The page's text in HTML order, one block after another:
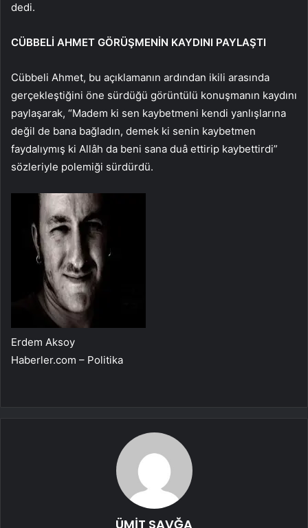
dedi.
CÜBBELİ AHMET GÖRÜŞMENİN KAYDINI PAYLAŞTI
Cübbeli Ahmet, bu açıklamanın ardından ikili arasında
gerçekleştiğini öne sürdüğü görüntülü konuşmanın kaydını
paylaşarak, “Madem ki sen kaybetmeni kendi yanlışlarına
değil de bana bağladın, demek ki senin kaybetmen
faydalıymış ki Allâh da beni sana duâ ettirip kaybettirdi”
sözleriyle polemiği sürdürdü.
Erdem Aksoy
Haberler.com – Politika
ÜMİT SAVĞA